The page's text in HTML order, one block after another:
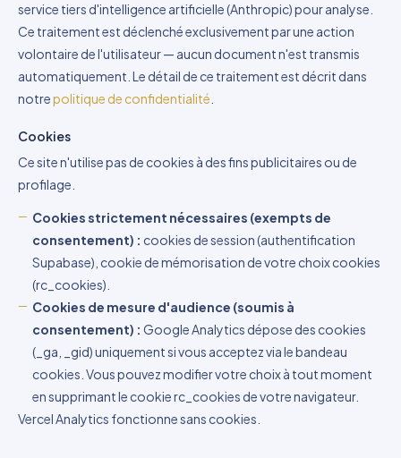
service tiers d'intelligence artificielle (Anthropic) pour analyse.
Ce traitement est déclenché exclusivement par une action
volontaire de l'utilisateur — aucun document n'est transmis
automatiquement. Le détail de ce traitement est décrit dans
notrepolitique de confidentialité
Cookies
Ce site n'utilise pas de cookies à des fins publicitaires ou de
profilage.
Cookies strictement nécessaires (exempts de
consentement) : cookies de session (authentification
Supabase), cookie de mémorisation de votre choix cookies
(rc_cookies).
Cookies de mesure d'audience (soumis à
consentement) : Google Analytics dépose des cookies
(_ga, _gid) uniquement si vous acceptez via le bandeau
cookies. Vous pouvez modifier votre choix à tout moment
en supprimant le cookie rc_cookies de votre navigateur.
Vercel Analytics fonctionne sans cookies.